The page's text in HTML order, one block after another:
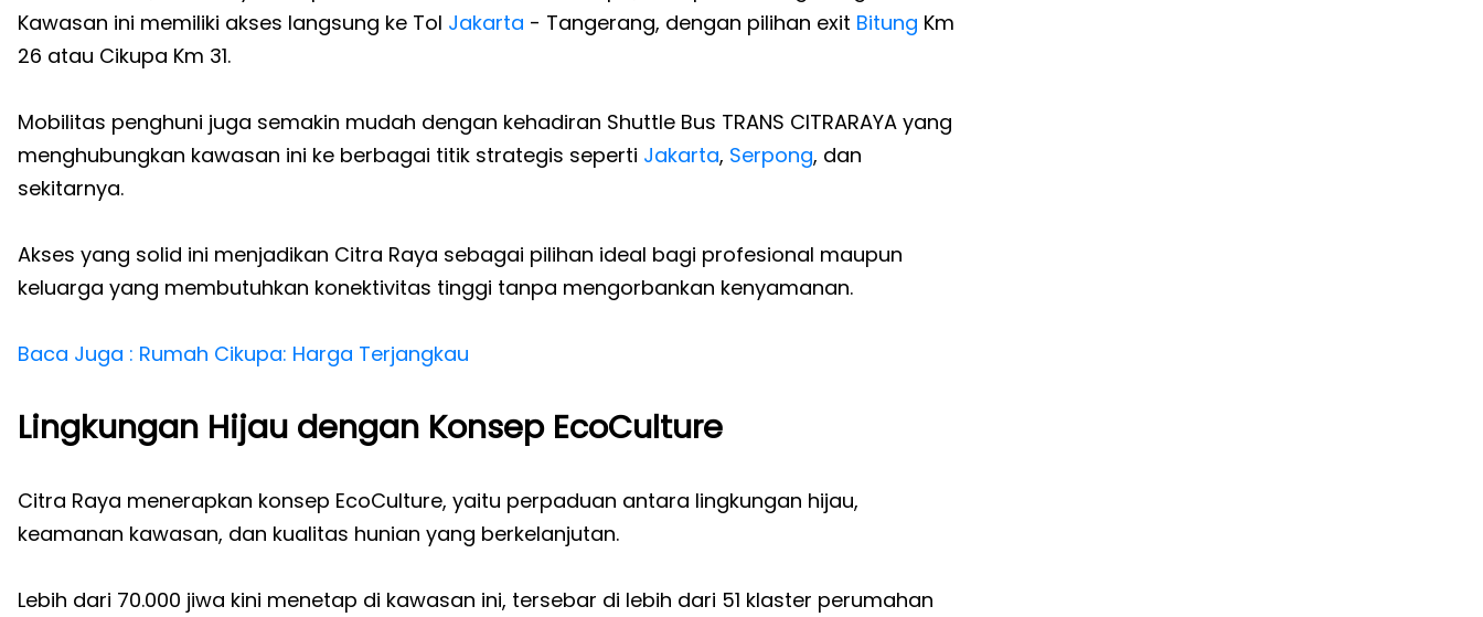
Kawasan ini memiliki akses langsung ke Tol Jakarta - Tangerang, dengan pilihan exit Bitung Km
26 atau Cikupa Km 31.
Mobilitas penghuni juga semakin mudah dengan kehadiran Shuttle Bus TRANS CITRARAYA yang
menghubungkan kawasan ini ke berbagai titik strategis seperti Jakarta, Serpong, dan
sekitarnya.
Akses yang solid ini menjadikan Citra Raya sebagai pilihan ideal bagi profesional maupun
keluarga yang membutuhkan konektivitas tinggi tanpa mengorbankan kenyamanan.
Baca Juga : Rumah Cikupa: Harga Terjangkau
Lingkungan Hijau dengan Konsep EcoCulture
Citra Raya menerapkan konsep EcoCulture, yaitu perpaduan antara lingkungan hijau,
keamanan kawasan, dan kualitas hunian yang berkelanjutan.
Lebih dari 70.000 jiwa kini menetap di kawasan ini, tersebar di lebih dari 51 klaster perumahan